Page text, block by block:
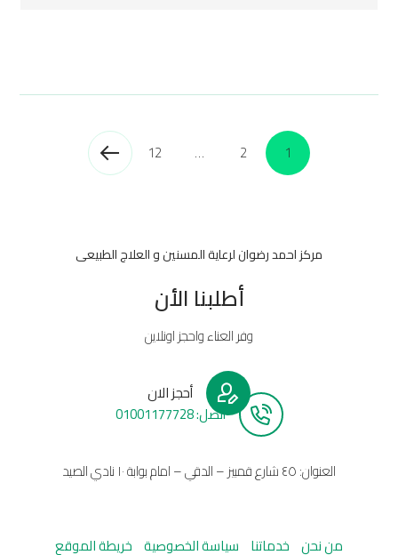
1
2
…
12
مركز احمد رضوان لرعاية المسنين و العلاج الطبيعى
أطلبنا الأن
وفر العناء واحجز اونلاين
أحجز الان
أتصل: 01001177728
العنوان: ٤٥ شارع قمبيز – الدقي – امام بوابة ١٠ نادي الصيد
من نحن خدماتنا سياسة الخصوصية خريطة الموقع